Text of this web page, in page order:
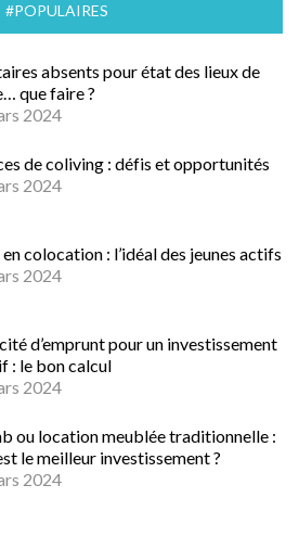
#POPULAIRES
absents pour état des lieux de
que faire ?
2024
de coliving : défis et opportunités
2024
colocation : l’idéal des jeunes actifs
2024
d’emprunt pour un investissement
: le bon calcul
2024
ou location meublée traditionnelle :
le meilleur investissement ?
2024